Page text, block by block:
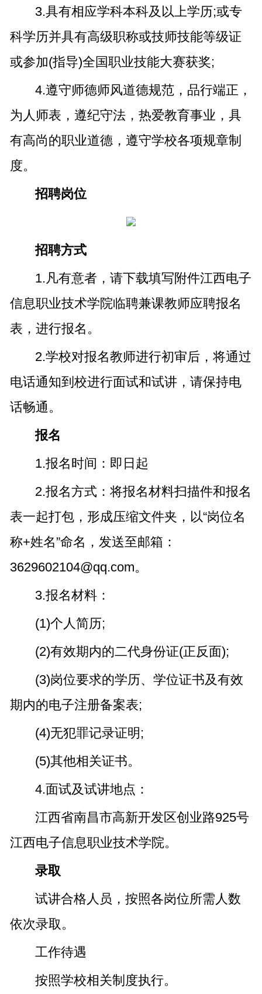
3.具有相应学科本科及以上学历;或专
科学历并具有高级职称或技师技能等级证
或参加(指导)全国职业技能大赛获奖;
4.遵守师德师风道德规范，品行端正，
为人师表，遵纪守法，热爱教育事业，具
有高尚的职业道德，遵守学校各项规章制
度。
招聘岗位
招聘方式
1.凡有意者，请下载填写附件江西电子
信息职业技术学院临聘兼课教师应聘报名
表，进行报名。
2.学校对报名教师进行初审后，将通过
电话通知到校进行面试和试讲，请保持电
话畅通。
报名
1.报名时间：即日起
2.报名方式：将报名材料扫描件和报名
表一起打包，形成压缩文件夹，以“岗位名
称+姓名”命名，发送至邮箱：
3629602104@qq.com。
3.报名材料：
(1)个人简历;
(2)有效期内的二代身份证(正反面);
(3)岗位要求的学历、学位证书及有效
期内的电子注册备案表;
(4)无犯罪记录证明;
(5)其他相关证书。
4.面试及试讲地点：
江西省南昌市高新开发区创业路925号
江西电子信息职业技术学院。
录取
试讲合格人员，按照各岗位所需人数
依次录取。
工作待遇
按照学校相关制度执行。